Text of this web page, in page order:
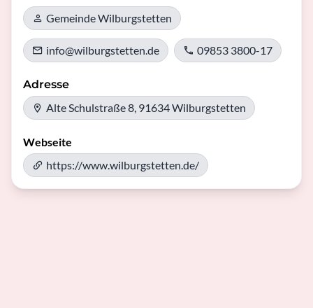
Gemeinde Wilburgstetten
info@wilburgstetten.de 09853 3800-17
Adresse
Alte Schulstraße 8, 91634 Wilburgstetten
Webseite
https://www.wilburgstetten.de/